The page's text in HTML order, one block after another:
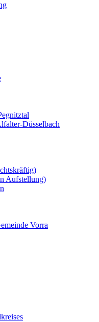
Düsselbach
Aufstellung)
Vorra